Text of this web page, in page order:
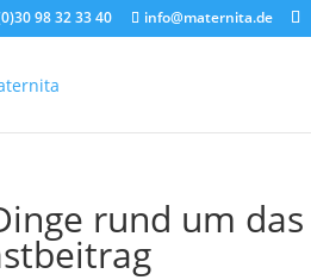
98 32 33 40 info@maternita.de
rund um